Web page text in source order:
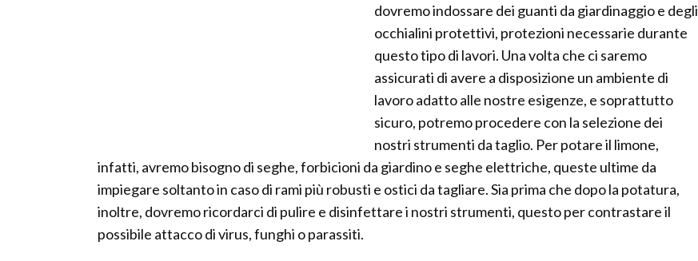
dovremo indossare dei guanti da giardinaggio e degli
occhialini protettivi, protezioni necessarie durante
questo tipo di lavori. Una volta che ci saremo
assicurati di avere a disposizione un ambiente di
lavoro adatto alle nostre esigenze, e soprattutto
sicuro, potremo procedere con la selezione dei
nostri strumenti da taglio. Per potare il limone,
infatti, avremo bisogno di seghe, forbicioni da giardino e seghe elettriche, queste ultime da
impiegare soltanto in caso di rami più robusti e ostici da tagliare. Sia prima che dopo la potatura,
inoltre, dovremo ricordarci di pulire e disinfettare i nostri strumenti, questo per contrastare il
possibile attacco di virus, funghi o parassiti.